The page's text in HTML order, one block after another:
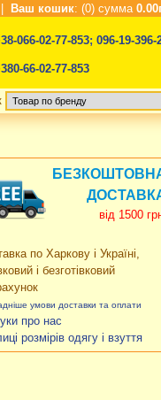
Ваш кошик: (0) сумма
066-02-77-853; 096-19-396-
66-02-77-853
від 1500
по Харкову і Україні,
і безготівковий
умови доставки та оплати
про нас
розмірів одягу і взуття